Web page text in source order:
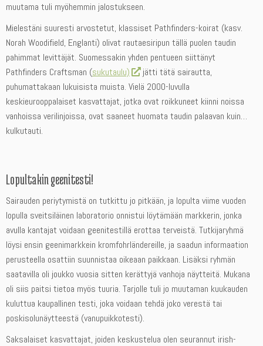
muutama tuli myöhemmin jalostukseen.
Mielestäni suuresti arvostetut, klassiset Pathfinders-koirat (kasv.
Norah Woodifield, Englanti) olivat rautaesiripun tällä puolen taudin
pahimmat levittäjät. Suomessakin yhden pentueen siittänyt
Pathfinders Craftsman (sukutaulu)
jätti tätä sairautta,
puhumattakaan lukuisista muista. Vielä 2000-luvulla
keskieurooppalaiset kasvattajat, jotka ovat roikkuneet kiinni noissa
vanhoissa verilinjoissa, ovat saaneet huomata taudin palaavan kuin…
kulkutauti.
Lopultakin geenitesti!
Sairauden periytymistä on tutkittu jo pitkään, ja lopulta viime vuoden
lopulla sveitsiläinen laboratorio onnistui löytämään markkerin, jonka
avulla kantajat voidaan geenitestillä erottaa terveistä. Tutkijaryhmä
löysi ensin geenimarkkein kromfohrländereille, ja saadun informaation
perusteella osattiin suunnistaa oikeaan paikkaan. Lisäksi ryhmän
saatavilla oli joukko vuosia sitten kerättyjä vanhoja näytteitä. Mukana
oli siis paitsi tietoa myös tuuria. Tarjolle tuli jo muutaman kuukauden
kuluttua kaupallinen testi, joka voidaan tehdä joko verestä tai
poskisolunäytteestä (vanupuikkotesti).
Saksalaiset kasvattajat, joiden keskustelua olen seurannut irish-